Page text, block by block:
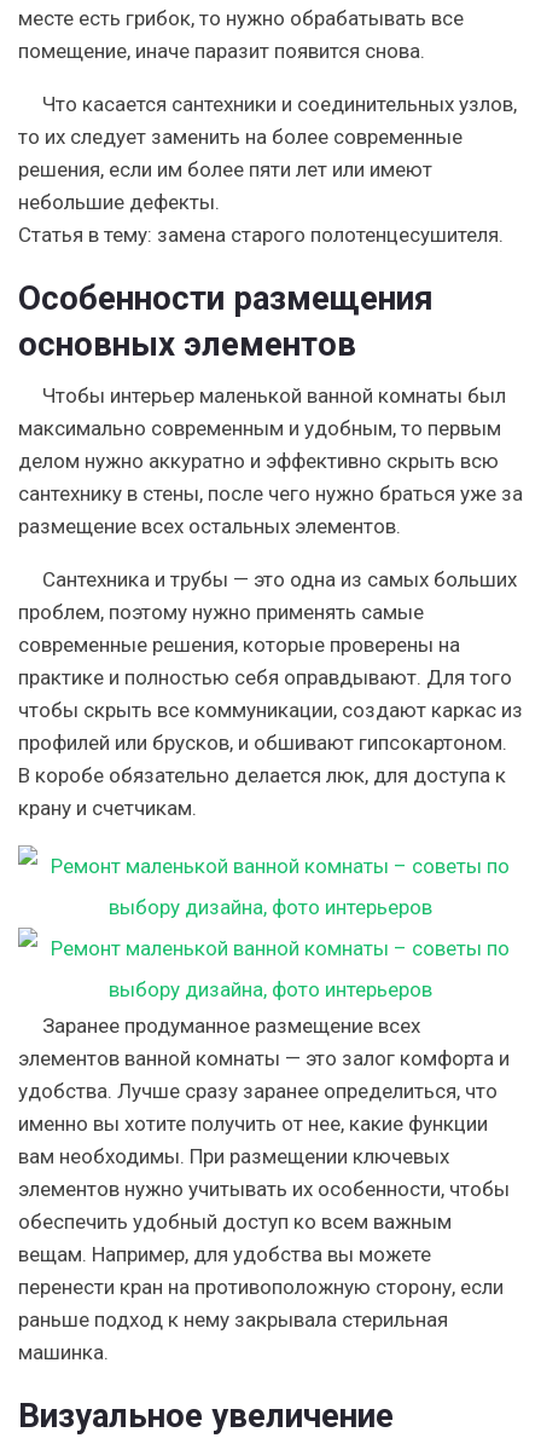
месте есть грибок, то нужно обрабатывать все
помещение, иначе паразит появится снова.
Что касается сантехники и соединительных узлов,
то их следует заменить на более современные
решения, если им более пяти лет или имеют
небольшие дефекты.
Статья в тему: замена старого полотенцесушителя.
Особенности размещения
основных элементов
Чтобы интерьер маленькой ванной комнаты был
максимально современным и удобным, то первым
делом нужно аккуратно и эффективно скрыть всю
сантехнику в стены, после чего нужно браться уже за
размещение всех остальных элементов.
Сантехника и трубы — это одна из самых больших
проблем, поэтому нужно применять самые
современные решения, которые проверены на
практике и полностью себя оправдывают. Для того
чтобы скрыть все коммуникации, создают каркас из
профилей или брусков, и обшивают гипсокартоном.
В коробе обязательно делается люк, для доступа к
крану и счетчикам.
Заранее продуманное размещение всех
элементов ванной комнаты — это залог комфорта и
удобства. Лучше сразу заранее определиться, что
именно вы хотите получить от нее, какие функции
вам необходимы. При размещении ключевых
элементов нужно учитывать их особенности, чтобы
обеспечить удобный доступ ко всем важным
вещам. Например, для удобства вы можете
перенести кран на противоположную сторону, если
раньше подход к нему закрывала стерильная
машинка.
Визуальное увеличение